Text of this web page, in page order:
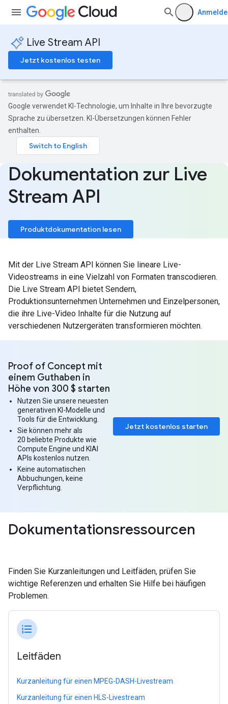
Live Stream API
Jetzt kostenlos testen
Google verwendet KI-Technologie, um Inhalte in Ihre bevorzugte
Sprache zu übersetzen. KI-Übersetzungen können Fehler
enthalten.
Dokumentation zur Live
Stream API
Produktdokumentation lesen
Mit der Live Stream API können Sie lineare Live-
Videostreams in eine Vielzahl von Formaten transcodieren.
Die Live Stream API bietet Sendern,
Produktionsunternehmen Unternehmen und Einzelpersonen,
die ihre Live-Video Inhalte für die Nutzung auf
verschiedenen Nutzergeräten transformieren möchten.
Jetzt kostenlos starten
Proof of Concept mit
einem Guthaben in
Höhe von 300 $ starten
Nutzen Sie unsere neuesten
generativen KI-Modelle und
Tools für die Entwicklung.
Sie können mehr als
20 beliebte Produkte wie
Compute Engine und KIAI
APIs kostenlos nutzen.
Keine automatischen
Abbuchungen, keine
Verpflichtung.
Dokumentationsressourcen
Finden Sie Kurzanleitungen und Leitfäden, prüfen Sie
wichtige Referenzen und erhalten Sie Hilfe bei häufigen
Problemen.
format_list_numbered
Leitfäden
Kurzanleitung für einen MPEG-DASH-Livestream
Kurzanleitung für einen HLS-Livestream